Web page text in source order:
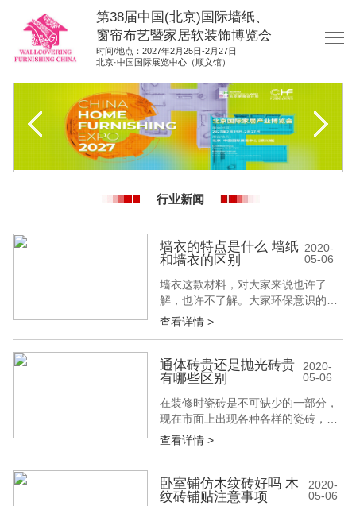
第38届中国(北京)国际墙纸、
窗帘布艺暨家居软装饰博览会
时间/地点：2027年2月25日-2月27日
北京·中国国际展览中心（顺义馆）
展商服务
展位申请
行业新闻
墙衣的特点是什么 墙纸
和墙衣的区别
2020-
05-06
墙衣这款材料，对大家来说也许了
解，也许不了解。大家环保意识的增
强，导致对装修材料环保性能的要求
性能更强，被大众接受喜爱，那这款
产品的特点是什么呢?这是大家所关
心的问题。接下来建博会就为大家介
绍下墙衣吧。 一、墙衣的特点是什么
1、墙衣...
查看详情 >
通体砖贵还是抛光砖贵
有哪些区别
2020-
05-06
在装修时瓷砖是不可缺少的一部分，
现在市面上出现各种各样的瓷砖，比
如有仿古砖，玻化砖，通体砖和抛光
贵?有哪些区别 ?接下来我们跟着建博
会小编一起来了解吧! 一、通体砖贵
查看详情 >
卧室铺仿木纹砖好吗 木
纹砖铺贴注意事项
2020-
05-06